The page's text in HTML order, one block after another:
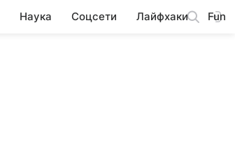
Наука Соцсети Лайфхаки Fun